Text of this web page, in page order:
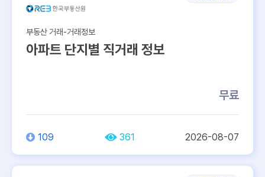
부동산 거래-거래정보
아파트 단지별 직거래 정보
무료
109 361 2026-08-07